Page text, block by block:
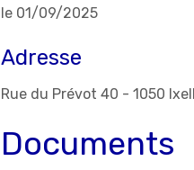
le 01/09/2025
Adresse
Rue du Prévot 40 - 1050
Documents